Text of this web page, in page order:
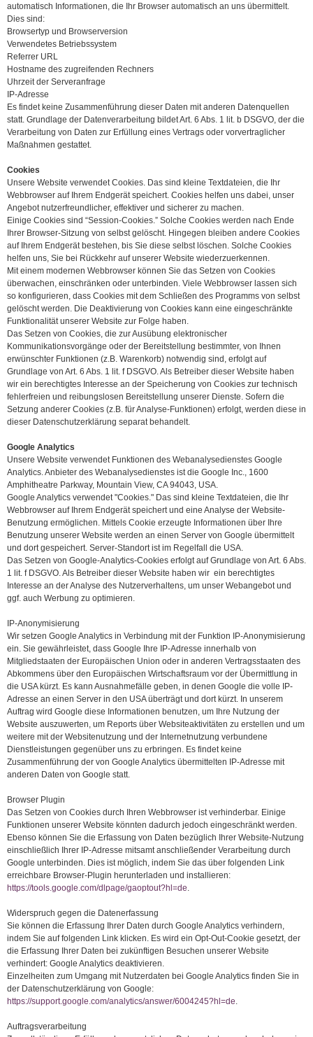
automatisch Informationen, die Ihr Browser automatisch an uns übermittelt.
Dies sind:
Browsertyp und Browserversion
Verwendetes Betriebssystem
Referrer URL
Hostname des zugreifenden Rechners
Uhrzeit der Serveranfrage
IP-Adresse
Es findet keine Zusammenführung dieser Daten mit anderen Datenquellen
statt. Grundlage der Datenverarbeitung bildet Art. 6 Abs. 1 lit. b DSGVO, der die
Verarbeitung von Daten zur Erfüllung eines Vertrags oder vorvertraglicher
Maßnahmen gestattet.
Cookies
Unsere Website verwendet Cookies. Das sind kleine Textdateien, die Ihr
Webbrowser auf Ihrem Endgerät speichert. Cookies helfen uns dabei, unser
Angebot nutzerfreundlicher, effektiver und sicherer zu machen.
Einige Cookies sind “Session-Cookies.” Solche Cookies werden nach Ende
Ihrer Browser-Sitzung von selbst gelöscht. Hingegen bleiben andere Cookies
auf Ihrem Endgerät bestehen, bis Sie diese selbst löschen. Solche Cookies
helfen uns, Sie bei Rückkehr auf unserer Website wiederzuerkennen.
Mit einem modernen Webbrowser können Sie das Setzen von Cookies
überwachen, einschränken oder unterbinden. Viele Webbrowser lassen sich
so konfigurieren, dass Cookies mit dem Schließen des Programms von selbst
gelöscht werden. Die Deaktivierung von Cookies kann eine eingeschränkte
Funktionalität unserer Website zur Folge haben.
Das Setzen von Cookies, die zur Ausübung elektronischer
Kommunikationsvorgänge oder der Bereitstellung bestimmter, von Ihnen
erwünschter Funktionen (z.B. Warenkorb) notwendig sind, erfolgt auf
Grundlage von Art. 6 Abs. 1 lit. f DSGVO. Als Betreiber dieser Website haben
wir ein berechtigtes Interesse an der Speicherung von Cookies zur technisch
fehlerfreien und reibungslosen Bereitstellung unserer Dienste. Sofern die
Setzung anderer Cookies (z.B. für Analyse-Funktionen) erfolgt, werden diese in
dieser Datenschutzerklärung separat behandelt.
Google Analytics
Unsere Website verwendet Funktionen des Webanalysedienstes Google
Analytics. Anbieter des Webanalysedienstes ist die Google Inc., 1600
Amphitheatre Parkway, Mountain View, CA 94043, USA.
Google Analytics verwendet "Cookies." Das sind kleine Textdateien, die Ihr
Webbrowser auf Ihrem Endgerät speichert und eine Analyse der Website-
Benutzung ermöglichen. Mittels Cookie erzeugte Informationen über Ihre
Benutzung unserer Website werden an einen Server von Google übermittelt
und dort gespeichert. Server-Standort ist im Regelfall die USA.
Das Setzen von Google-Analytics-Cookies erfolgt auf Grundlage von Art. 6 Abs.
1 lit. f DSGVO. Als Betreiber dieser Website haben wir ein berechtigtes
Interesse an der Analyse des Nutzerverhaltens, um unser Webangebot und
ggf. auch Werbung zu optimieren.
IP-Anonymisierung
Wir setzen Google Analytics in Verbindung mit der Funktion IP-Anonymisierung
ein. Sie gewährleistet, dass Google Ihre IP-Adresse innerhalb von
Mitgliedstaaten der Europäischen Union oder in anderen Vertragsstaaten des
Abkommens über den Europäischen Wirtschaftsraum vor der Übermittlung in
die USA kürzt. Es kann Ausnahmefälle geben, in denen Google die volle IP-
Adresse an einen Server in den USA überträgt und dort kürzt. In unserem
Auftrag wird Google diese Informationen benutzen, um Ihre Nutzung der
Website auszuwerten, um Reports über Websiteaktivitäten zu erstellen und um
weitere mit der Websitenutzung und der Internetnutzung verbundene
Dienstleistungen gegenüber uns zu erbringen. Es findet keine
Zusammenführung der von Google Analytics übermittelten IP-Adresse mit
anderen Daten von Google statt.
Browser Plugin
Das Setzen von Cookies durch Ihren Webbrowser ist verhinderbar. Einige
Funktionen unserer Website könnten dadurch jedoch eingeschränkt werden.
Ebenso können Sie die Erfassung von Daten bezüglich Ihrer Website-Nutzung
einschließlich Ihrer IP-Adresse mitsamt anschließender Verarbeitung durch
Google unterbinden. Dies ist möglich, indem Sie das über folgenden Link
erreichbare Browser-Plugin herunterladen und installieren:
https://tools.google.com/dlpage/gaoptout?hl=de.
Widerspruch gegen die Datenerfassung
Sie können die Erfassung Ihrer Daten durch Google Analytics verhindern,
indem Sie auf folgenden Link klicken. Es wird ein Opt-Out-Cookie gesetzt, der
die Erfassung Ihrer Daten bei zukünftigen Besuchen unserer Website
verhindert: Google Analytics deaktivieren.
Einzelheiten zum Umgang mit Nutzerdaten bei Google Analytics finden Sie in
der Datenschutzerklärung von Google:
https://support.google.com/analytics/answer/6004245?hl=de.
Auftragsverarbeitung